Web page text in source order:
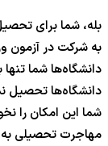
بله، شما برای
به شرکت در آزمون
دانشگاه‌ها شما
دانشگاه‌ها تحصیل
شما این امکان را
مهاجرت تحصیلی به